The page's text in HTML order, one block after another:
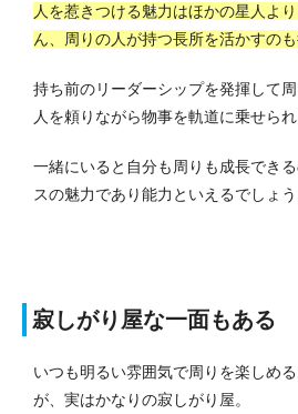
人を惹きつける魅力はほかの星人よ
ん、周りの人が持つ長所を活かすの
持ち前のリーダーシップを発揮して
人を頼りながら物事を軌道に乗せられ
一緒にいると自分も周りも成長でき
スの魅力であり能力といえるでしょう
寂しがり屋な一面もある
いつも明るい雰囲気で周りを楽しめ
が、実はかなりの寂しがり屋。